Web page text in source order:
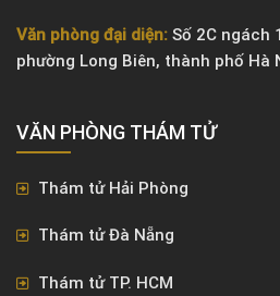
Văn phòng đại diện: Số 2C ngách
phường Long Biên, thành phố Hà
VĂN PHÒNG ​THÁM TỬ
Thám tử Hải Phòng
Thám tử Đà Nẵng
Thám tử TP. HCM